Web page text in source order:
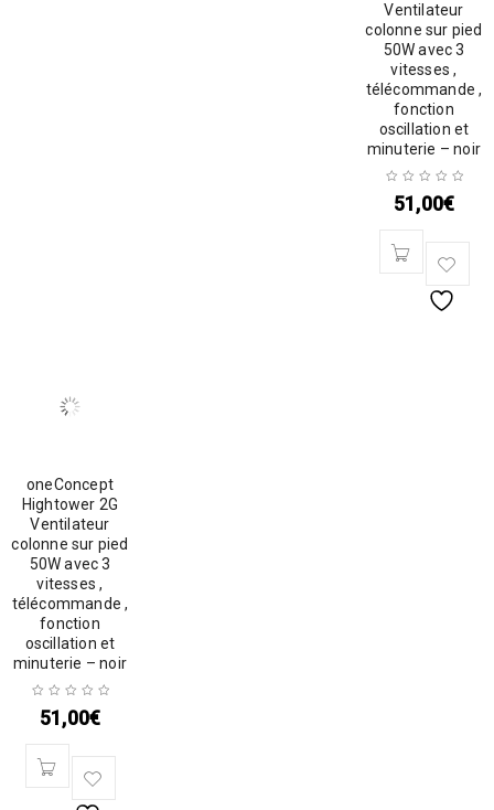
Ventilateur
colonne sur pied
50W avec 3
vitesses ,
télécommande ,
fonction
oscillation et
minuterie – noir
51,00€
oneConcept
Hightower 2G
Ventilateur
colonne sur pied
50W avec 3
vitesses ,
télécommande ,
fonction
oscillation et
minuterie – noir
51,00€